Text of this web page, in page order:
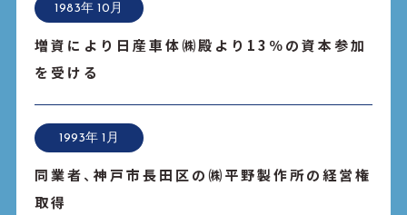
1983年 10月
増資により日産車体㈱殿より13％の資本参加
を受ける
1993年 1月
同業者、神戸市長田区の㈱平野製作所の経営権
取得